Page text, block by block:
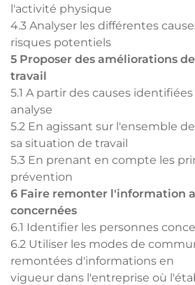
l'activité physique
4.3 Analyser les différentes
risques potentiels
5 Proposer des améliorations
travail
5.1 A partir des causes
analyse
5.2 En agissant sur l'ensemble
sa situation de travail
5.3 En prenant en compte les
prévention
6 Faire remonter l'information
concernées
6.1 Identifier les personnes
6.2 Utiliser les modes de
remontées d'informations en
vigueur dans l'entreprise où